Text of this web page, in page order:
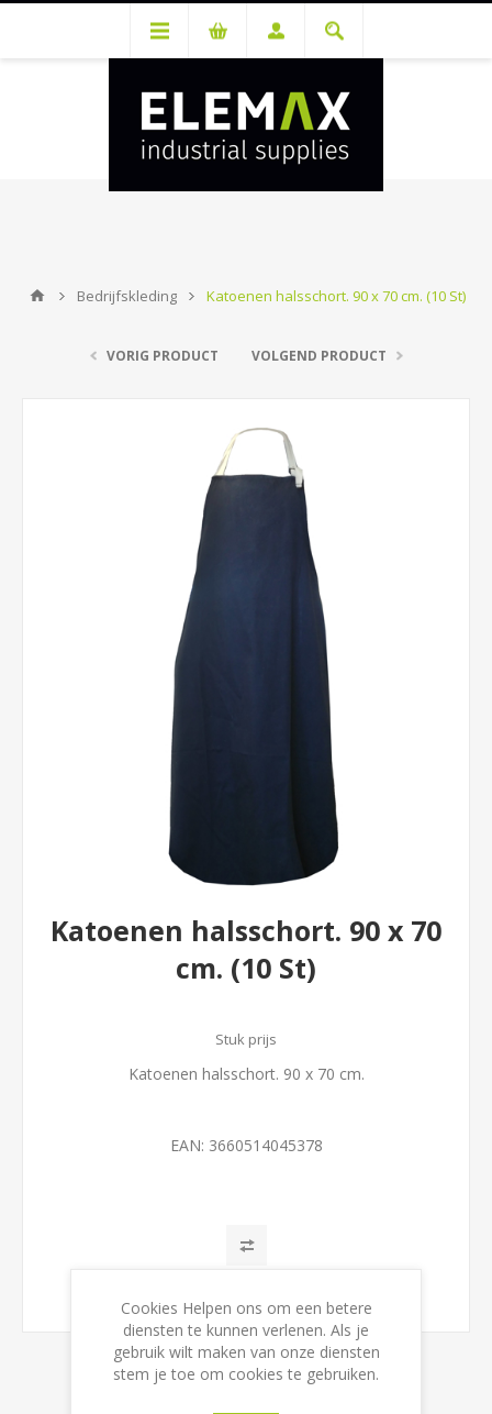
Je hebt een account nodig om prijzen te bekijken en bestellingen te
Bedrijfskleding Katoenen halsschort. 90 x 70 cm. (10 St)
VORIG PRODUCT VOLGEND PRODUCT
Katoenen halsschort. 90 x 70
cm. (10 St)
Stuk prijs
Katoenen halsschort. 90 x 70 cm.
EAN: 3660514045378
Cookies Helpen ons om een betere
diensten te kunnen verlenen. Als je
gebruik wilt maken van onze diensten
stem je toe om cookies te gebruiken.